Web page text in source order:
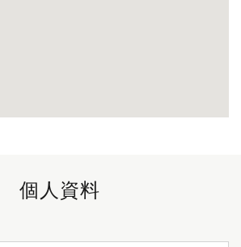
個人資料